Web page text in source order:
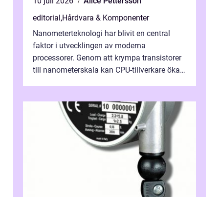
editorial,Hårdvara & Komponenter
Nanometerteknologi har blivit en central
faktor i utvecklingen av moderna
processorer. Genom att krympa transistorer
till nanometerskala kan CPU-tillverkare öka